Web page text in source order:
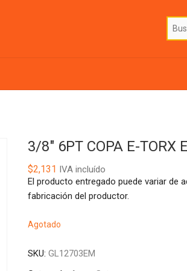
3/8″ 6PT COPA E-TORX
$2,131 IVA incluído
El producto entregado puede variar de
fabricación del productor.
Agotado
SKU: GL12703EM